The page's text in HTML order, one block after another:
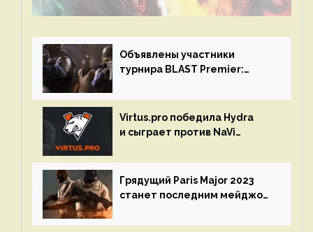
Объявлены участники
турнира BLAST Premier:
Virtus.pro победила Hydra
и сыграет против NaVi
Грядущий Paris Major 2023
станет последним мейджор-